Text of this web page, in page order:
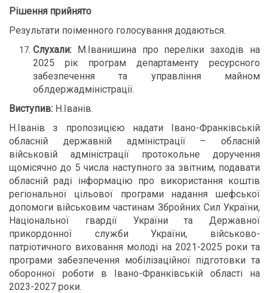
Рішення прийнято
Результати поіменного голосування додаються.
Слухали: М.Іванишина про переліки заходів на
2025 рік програм департаменту ресурсного
забезпечення та управління майном
облдержадміністрації.
Виступив: Н.Іванів.
Н.Іванів з пропозицією надати Івано-Франківській
обласній державній адміністрації – обласній
військовій адміністрації протокольне доручення
щомісячно до 5 числа наступного за звітним, подавати
обласній раді інформацію про використання коштів
регіональної цільової програми надання шефської
допомоги військовим частинам Збройних Сил України,
Національної гвардії України та Державної
прикордонної служби України, військово-
патріотичного виховання молоді на 2021-2025 роки та
програми забезпечення мобілізаційної підготовки та
оборонної роботи в Івано-Франківській області на
2023-2027 роки.